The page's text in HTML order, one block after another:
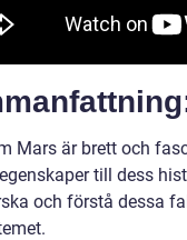
Mars är brett och
till dess
och förstå dessa